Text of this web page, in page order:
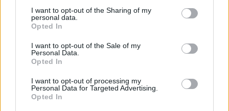
I want to opt-out of the Sharing of my
personal data.
Opted In
I want to opt-out of the Sale of my
Personal Data.
Opted In
I want to opt-out of processing my
Personal Data for Targeted Advertising.
Opted In
7 Ago 2026
21 Feb 2019